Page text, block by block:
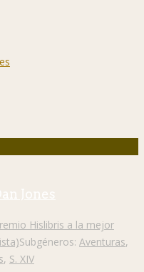
Jones
Hislibris a la mejor
Subgéneros: Aventuras,
, S. XIV